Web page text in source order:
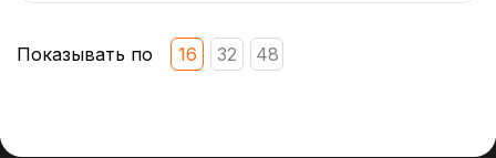
Показывать по 16 32 48